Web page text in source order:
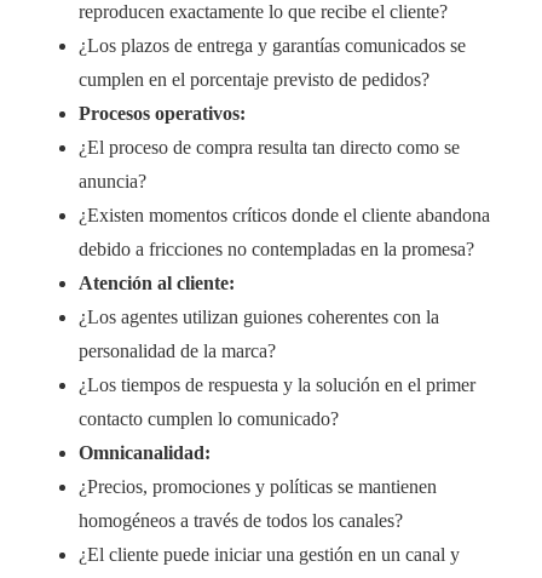
reproducen exactamente lo que recibe el cliente?
¿Los plazos de entrega y garantías comunicados se
cumplen en el porcentaje previsto de pedidos?
Procesos operativos:
¿El proceso de compra resulta tan directo como se
anuncia?
¿Existen momentos críticos donde el cliente abandona
debido a fricciones no contempladas en la promesa?
Atención al cliente:
¿Los agentes utilizan guiones coherentes con la
personalidad de la marca?
¿Los tiempos de respuesta y la solución en el primer
contacto cumplen lo comunicado?
Omnicanalidad:
¿Precios, promociones y políticas se mantienen
homogéneos a través de todos los canales?
¿El cliente puede iniciar una gestión en un canal y